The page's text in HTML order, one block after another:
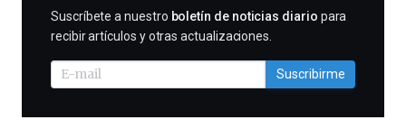
celebración
la
SUSCRIBIRME
Suscríbete a nuestro boletín de noticias diario para
recibir artículos y otras actualizaciones.
Suscribirme